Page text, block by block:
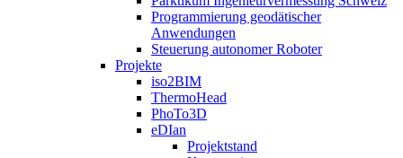
Programmierung geodätischer
Anwendungen
Steuerung autonomer Roboter
Projekte
iso2BIM
ThermoHead
PhoTo3D
eDIan
Projektstand